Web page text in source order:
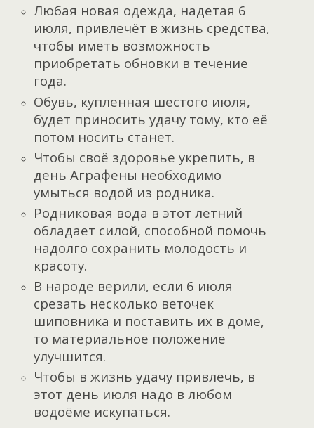
Любая новая одежда, надетая 6
июля, привлечёт в жизнь средства,
чтобы иметь возможность
приобретать обновки в течение
года.
Обувь, купленная шестого июля,
будет приносить удачу тому, кто её
потом носить станет.
Чтобы своё здоровье укрепить, в
день Аграфены необходимо
умыться водой из родника.
Родниковая вода в этот летний
обладает силой, способной помочь
надолго сохранить молодость и
красоту.
В народе верили, если 6 июля
срезать несколько веточек
шиповника и поставить их в доме,
то материальное положение
улучшится.
Чтобы в жизнь удачу привлечь, в
этот день июля надо в любом
водоёме искупаться.